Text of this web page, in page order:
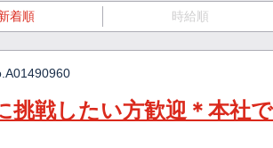
着順 時給順
A01490960
挑戦したい方歓迎＊本社